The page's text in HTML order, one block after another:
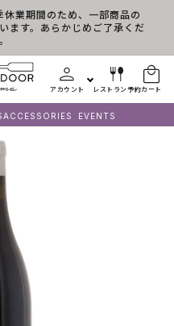
業期間のため、一部商品の
ます。あらかじめご了承くだ
アカウント レストラン予約カート
ACCESSORIES EVENTS